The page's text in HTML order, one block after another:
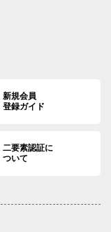
新規会員
登録ガイド
二要素認証に
ついて